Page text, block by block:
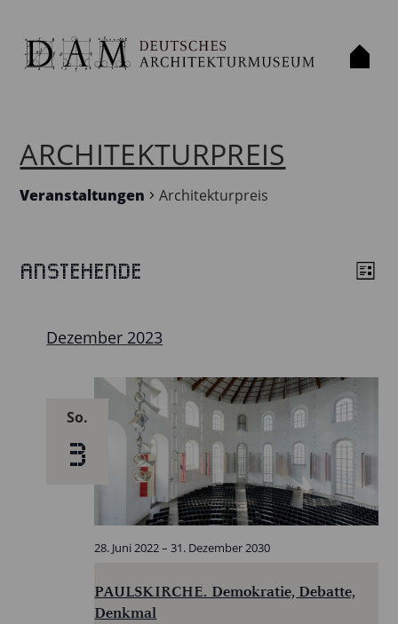
ARCHITEKTURPREIS
Veranstaltungen Architekturpreis
VERANSTALTUNGEN Liste
Anstehende
wählen.Dezember 2023
So.
3
PAULSKIRCHE. Demokratie, Debatte,
Denkmal
28. Juni 2022–31. Dezember 2030